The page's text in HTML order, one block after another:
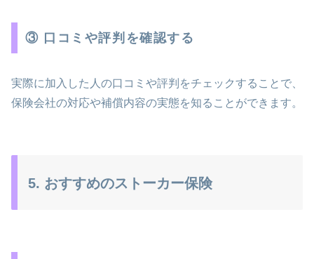
③ 口コミや評判を確認する
実際に加入した人の口コミや評判をチェックすることで、
保険会社の対応や補償内容の実態を知ることができます。
5. おすすめのストーカー保険